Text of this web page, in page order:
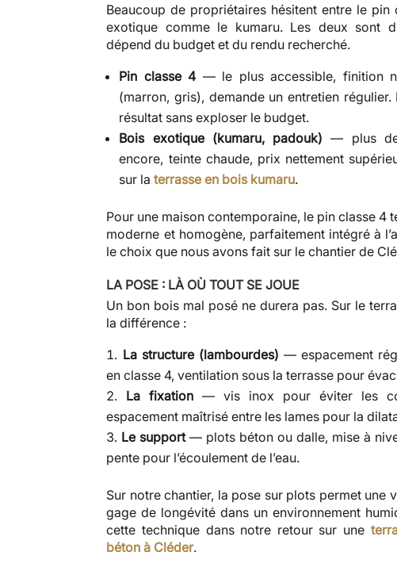
Beaucoup de propriétaires hésitent entre le pin
exotique comme le kumaru. Les deux sont
dépend du budget et du rendu recherché.
Pin classe 4 — le plus accessible, finition
(marron, gris), demande un entretien
résultat sans exploser le budget.
Bois exotique (kumaru, padouk) — plus
encore, teinte chaude, prix nettement
sur laterrasse en bois kumaru.
Pour une maison contemporaine, le pin classe 4
moderne et homogène, parfaitement intégré à
le choix que nous avons fait sur le chantier de
LA POSE : LÀ OÙ TOUT SE JOUE
Un bon bois mal posé ne durera pas. Sur le
la différence :
La structure (lambourdes) — espacement
en classe 4, ventilation sous la terrasse pour
La fixation — vis inox pour éviter les
espacement maîtrisé entre les lames pour la
Le support— plots béton ou dalle, mise à
pente pour l’écoulement de l’eau.
Sur notre chantier, la pose sur plots permet une
gage de longévité dans un environnement
cette technique dans notre retour sur une
béton à Cléder.